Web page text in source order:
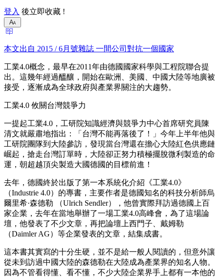
登入 後立即收藏 !
本文出自 2015 / 6月號雜誌 一間公司對抗一個國家
工業4.0概念，最早在2011年由德國國家科學與工程院聯合提
出。這幾年經過醞釀，開始在歐洲、美國、中國大陸等地廣被
接受，逐漸成為全球政府與產業界關注的大趨勢。
工業4.0 攸關台灣競爭力
一提起工業4.0，工研院知識經濟與競爭力中心首席研究員陳
清文就嚴肅地指出：「台灣不能再落後了！」今年上半年他與
工研院團隊到大陸參訪，發現當台灣還在擔心大陸紅色供應鏈
崛起，搶走台灣訂單時，大陸卻正努力積極擺脫微利製造的命
運，朝超越頂尖製造大國德國的目標前進！
去年，德國終於出版了第一本系統化介紹《工業4.0》
（Industrie 4.0）的專書，主要作者是德國知名的科技分析師烏
爾里希·森德勒 （Ulrich Sendler），他曾實際拜訪過德國上百
家企業，去年在當地舉辦了一場工業4.0高峰會，為了這場論
壇，他發表了不少文章，再把論壇上西門子、戴姆勒
（Daimler AG）等企業發表的文章，結集成書。
這本書其實寫的十分生硬，並不是給一般人閱讀的，但意外讓
從未到訪過中國大陸的森德勒在大陸成為產業界的知名人物。
因為不管看得懂、看不懂，不少大陸企業界手上都有一本他的